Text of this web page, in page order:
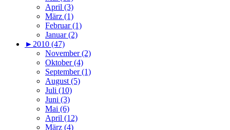
April (3)
März (1)
Februar (1)
Januar (2)
► 2010 (47)
November (2)
Oktober (4)
September (1)
August (5)
Juli (10)
Juni (3)
Mai (6)
April (12)
März (4)